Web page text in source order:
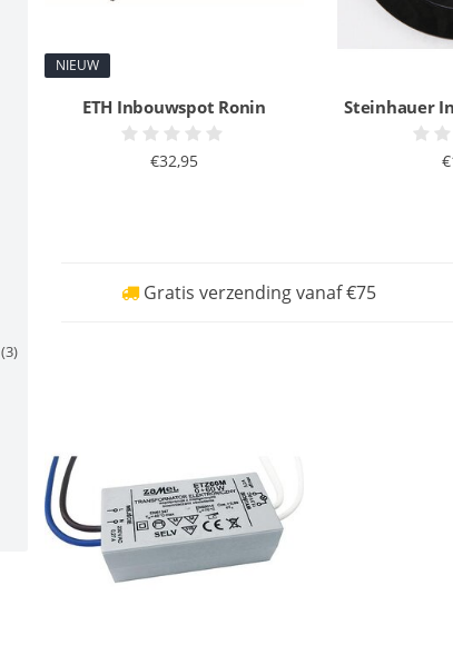
(3)
NIEUW
ETH Inbouwspot Ronin
€32,95
Steinhauer
Gratis verzending vanaf €75